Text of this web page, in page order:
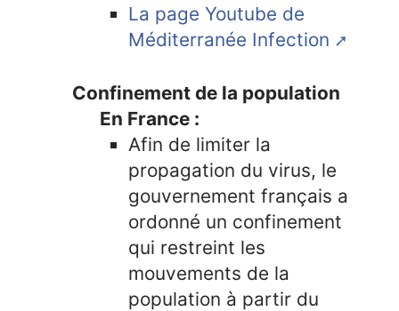
La page Youtube de
Méditerranée Infection
Confinement de la population
En France :
Afin de limiter la
propagation du virus, le
gouvernement français a
ordonné un confinement
qui restreint les
mouvements de la
population à partir du